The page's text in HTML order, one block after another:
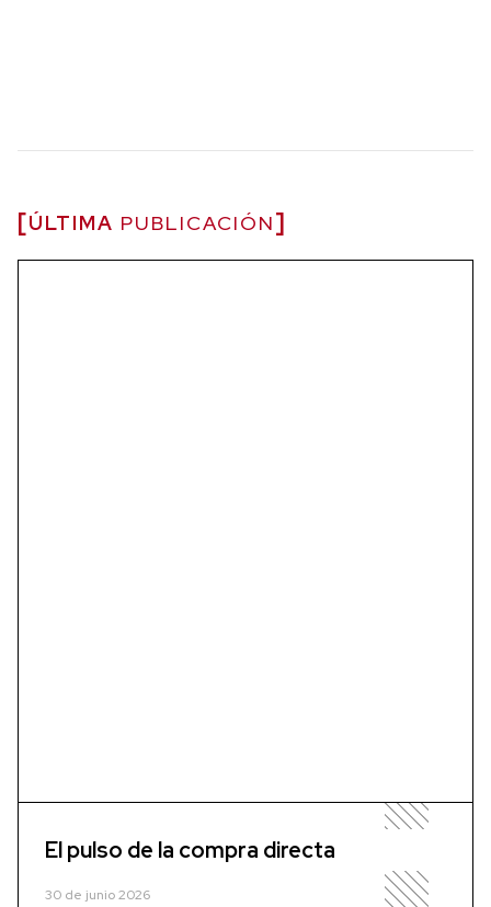
ÚLTIMA PUBLICACIÓN
El pulso de la compra directa
30 de junio 2026